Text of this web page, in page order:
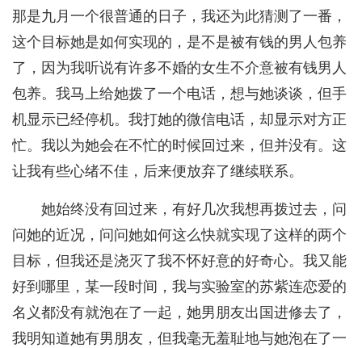
那是九月一个很普通的日子，我还为此猜测了一番，
这个目标她是如何实现的，是不是被有钱的男人包养
了，因为我听说有许多不婚的女生不介意被有钱男人
包养。我马上给她拨了一个电话，想与她谈谈，但手
机显示已经停机。我打她的微信电话，却显示对方正
忙。我以为她会在不忙的时候回过来，但并没有。这
让我有些心绪不佳，后来便放弃了继续联系。
她始终没有回过来，有好几次我想再拨过去，问
问她的近况，问问她如何这么快就实现了这样的两个
目标，但我还是浇灭了我不怀好意的好奇心。我又能
好到哪里，某一段时间，我与实验室的苏紫连恋爱的
名义都没有就泡在了一起，她男朋友出国进修去了，
我明知道她有男朋友，但我毫无羞耻地与她泡在了一